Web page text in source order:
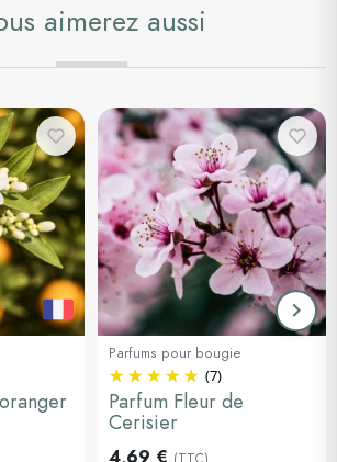
aimerez aussi
Parfums pour bougie
(7)
Parfum Fleur de
Cerisier
keyboard_arrow_right